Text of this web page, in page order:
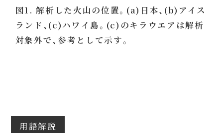
図1. 解析した火山の位置。(a)日本、(b)アイス
ランド、(c)ハワイ島。(c)のキラウエアは解析
対象外で、参考として示す。
用語解説